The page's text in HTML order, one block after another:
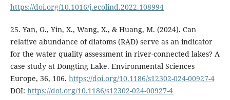
https://doi.org/10.1016/j.ecolind.2022.108994
25. Yan, G., Yin, X., Wang, X., & Huang, M. (2024). Can
relative abundance of diatoms (RAD) serve as an indicator
for the water quality assessment in river-connected lakes? A
case study at Dongting Lake. Environmental Sciences
Europe, 36, 106. https://doi.org/10.1186/s12302-024-00927-4
DOI: https://doi.org/10.1186/s12302-024-00927-4